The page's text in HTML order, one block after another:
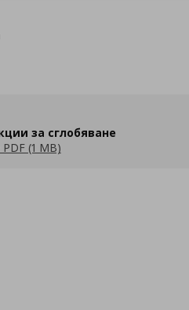
за сглобяване
(1 MB)